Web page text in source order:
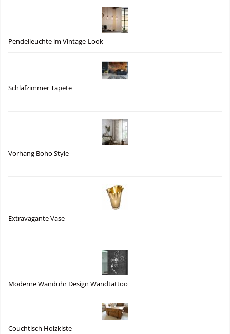
Pendelleuchte im Vintage-Look
Schlafzimmer Tapete
Vorhang Boho Style
Extravagante Vase
Moderne Wanduhr Design Wandtattoo
Couchtisch Holzkiste